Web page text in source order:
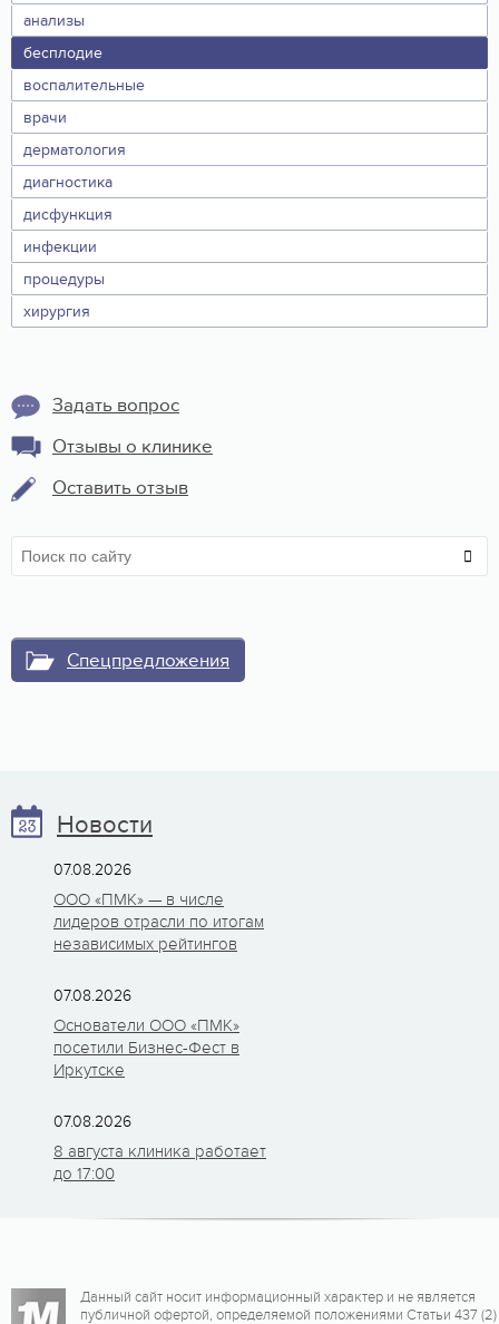
анализы
бесплодие
воспалительные
врачи
дерматология
диагностика
дисфункция
инфекции
процедуры
хирургия
Задать вопрос
Отзывы о клинике
Оставить отзыв
Спецпредложения
Новости
07.08.2026
ООО «ПМК» — в числе
лидеров отрасли по итогам
независимых рейтингов
07.08.2026
Основатели ООО «ПМК»
посетили Бизнес-Фест в
Иркутске
07.08.2026
8 августа клиника работает
до 17:00
Данный сайт носит информационный характер и не является
публичной офертой, определяемой положениями Статьи 437 (2)